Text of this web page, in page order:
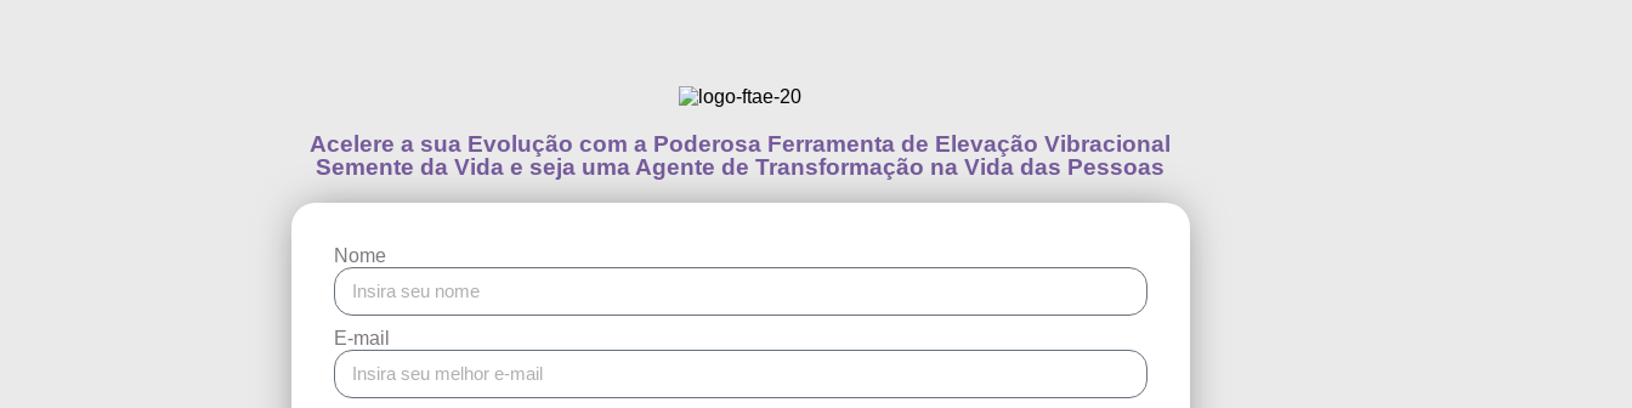
Acelere a sua Evolução com a Poderosa Ferramenta de Elevação Vibracional
Semente da Vida e seja uma Agente de Transformação na Vida das Pessoas
Nome
E-mail